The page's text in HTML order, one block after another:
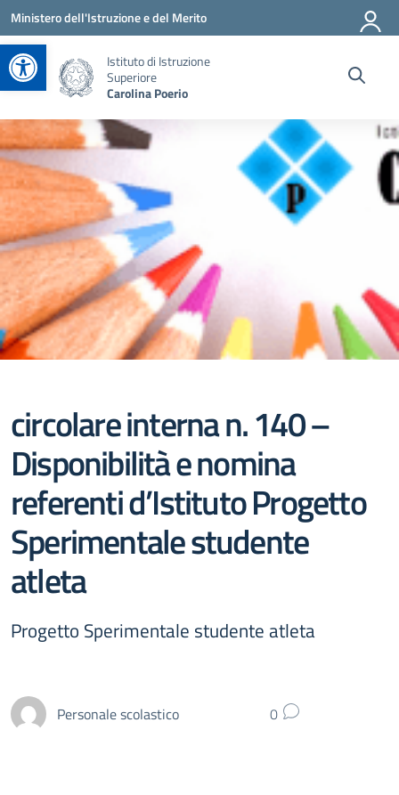
Apri la barra degli strumenti
Vai ai contenuti
Vai al menu di navigazione
Vai al footer
Ministero dell'Istruzione e del Merito
Istituto di Istruzione
Superiore
Carolina Poerio
circolare interna n. 140 –
Disponibilità e nomina
referenti d’Istituto Progetto
Sperimentale studente
atleta
Progetto Sperimentale studente atleta
Personale scolastico 0